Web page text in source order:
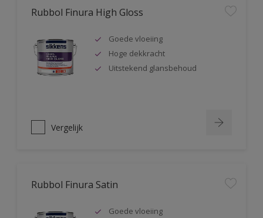
Rubbol Finura High Gloss
Goede vloeiing
Hoge dekkracht
Uitstekend glansbehoud
Vergelijk
Rubbol Finura Satin
Goede vloeiing